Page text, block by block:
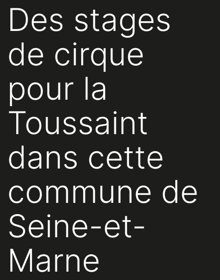
Des stages
de cirque
pour la
Toussaint
dans cette
commune de
Seine-et-
Marne